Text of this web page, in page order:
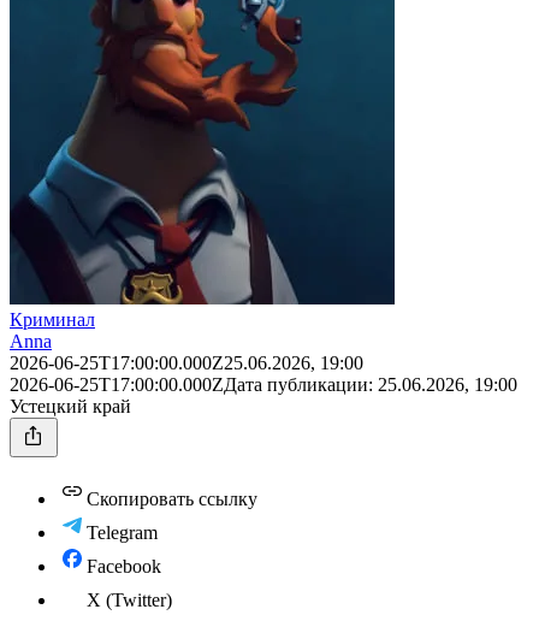
Криминал
Anna
2026-06-25T17:00:00.000Z25.06.2026, 19:00
2026-06-25T17:00:00.000ZДата публикации: 25.06.2026, 19:00
Устецкий край
Скопировать ссылку
Telegram
Facebook
X (Twitter)